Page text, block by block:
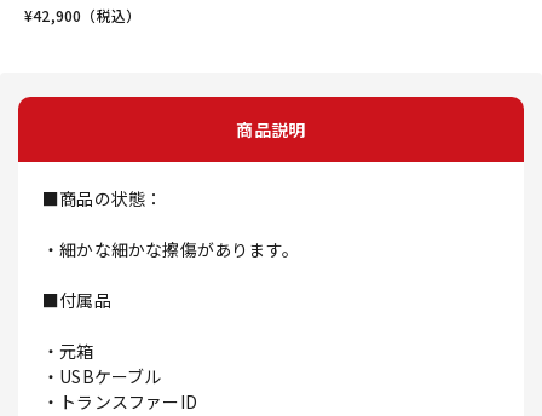
¥42,900 （税込）
商品説明
■商品の状態：
・細かな細かな擦傷があります。
■付属品
・元箱
・USBケーブル
・トランスファーID